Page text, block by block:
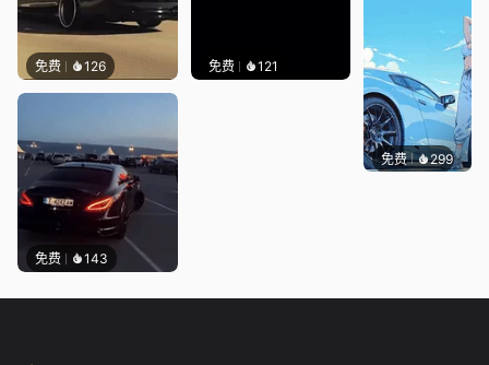
免费 126 免费 121
免费 143
免费 299Ado